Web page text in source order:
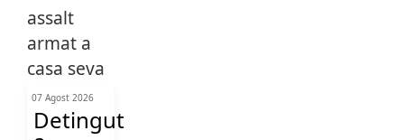
07 Agost 2026
Detingut